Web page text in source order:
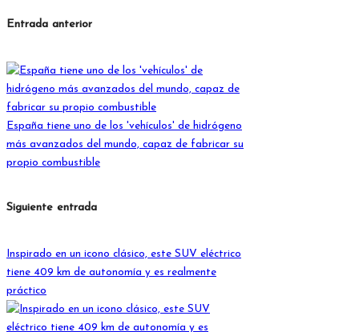
Navegación
entradas
Entrada anterior
España tiene uno de los 'vehículos' de hidrógeno
más avanzados del mundo, capaz de fabricar su
propio combustible
Siguiente entrada
Inspirado en un icono clásico, este SUV eléctrico
tiene 409 km de autonomía y es realmente
práctico